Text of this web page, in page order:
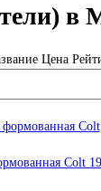
в
Цена
Colt